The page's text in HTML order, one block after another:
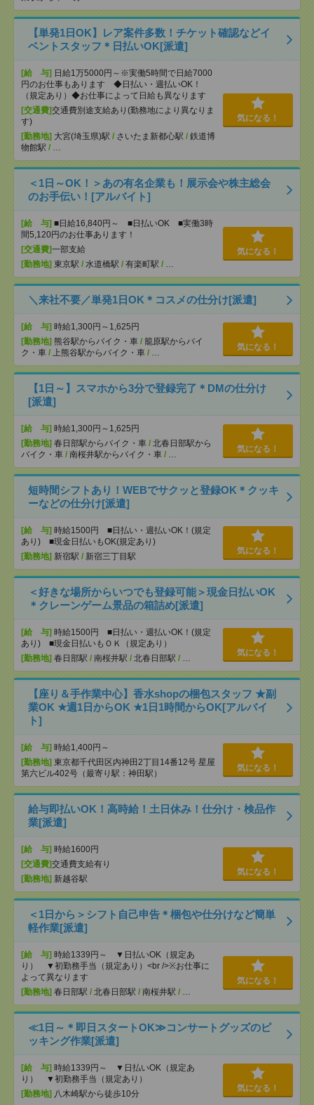
【単発1日OK】レア案件多数！チケット確認などイ
ベントスタッフ＊日払いOK[派遣]
[給 与] 日給1万5000円～※実働5時間で日給7000
円のお仕事もあります ◆日払い・週払いOK！
（規定あり）◆お仕事によって日給も異なります
[交通費]交通費別途支給あり(勤務地により異なりま
す)
[勤務地] 大宮(埼玉県)駅 / さいたま新都心駅 / 鉄道博
物館駅 / …
気になる！
＜1日～OK！＞あの有名企業も！展示会や株主総会
のお手伝い！[アルバイト]
[給 与] ■日給16,840円～ ■日払いOK ■実働3時
間5,120円のお仕事あります！
[交通費]一部支給
[勤務地] 東京駅 / 水道橋駅 / 有楽町駅 / …
気になる！
＼来社不要／単発1日OK＊コスメの仕分け[派遣]
[給 与] 時給1,300円～1,625円
[勤務地] 熊谷駅からバイク・車 / 籠原駅からバイ
ク・車 / 上熊谷駅からバイク・車 / …
気になる！
【1日～】スマホから3分で登録完了＊DMの仕分け
[派遣]
[給 与] 時給1,300円～1,625円
[勤務地] 春日部駅からバイク・車 / 北春日部駅から
バイク・車 / 南桜井駅からバイク・車 / …
気になる！
短時間シフトあり！WEBでサクッと登録OK＊クッキ
ーなどの仕分け[派遣]
[給 与] 時給1500円 ■日払い・週払いOK！(規定
あり) ■現金日払いもOK(規定あり)
[勤務地] 新宿駅 / 新宿三丁目駅
気になる！
＜好きな場所からいつでも登録可能＞現金日払いOK
＊クレーンゲーム景品の箱詰め[派遣]
[給 与] 時給1500円 ■日払い・週払いOK！(規定
あり) ■現金日払いもＯＫ（規定あり）
[勤務地] 春日部駅 / 南桜井駅 / 北春日部駅 / …
気になる！
【座り＆手作業中心】香水shopの梱包スタッフ ★副
業OK ★週1日からOK ★1日1時間からOK[アルバイ
ト]
[給 与] 時給1,400円～
[勤務地] 東京都千代田区内神田2丁目14番12号 星屋
第六ビル402号（最寄り駅：神田駅）
気になる！
給与即払いOK！高時給！土日休み！仕分け・検品作
業[派遣]
[給 与] 時給1600円
[交通費]交通費支給有り
[勤務地] 新越谷駅
気になる！
＜1日から＞シフト自己申告＊梱包や仕分けなど簡単
軽作業[派遣]
[給 与] 時給1339円～ ▼日払いOK（規定あ
り） ▼初勤務手当（規定あり）<br />※お仕事に
よって異なります
[勤務地] 春日部駅 / 北春日部駅 / 南桜井駅 / …
気になる！
≪1日～＊即日スタートOK≫コンサートグッズのピ
ッキング作業[派遣]
[給 与] 時給1339円～ ▼日払いOK（規定あ
り） ▼初勤務手当（規定あり）
[勤務地] 八木崎駅から徒歩10分
気になる！